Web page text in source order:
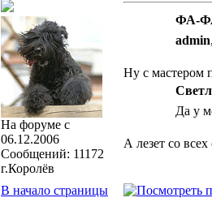
На форуме с
06.12.2006
Сообщений: 11172
г.Королёв
ФА-
admin
Ну с мастером
Да у
А лезет со
В начало страницы